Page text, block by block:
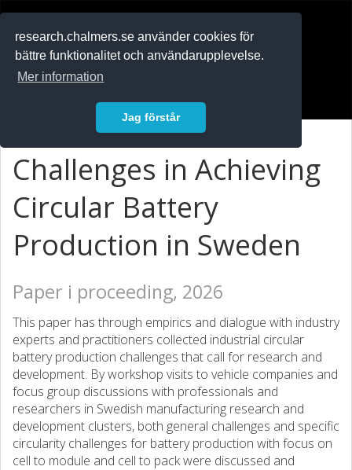
research.chalmers.se använder cookies för
bättre funktionalitet och användarupplevelse.
Mer information
Jag förstår
Challenges in Achieving
Circular Battery
Production in Sweden
Paper i proceeding, 2026
This paper has through empirics and dialogue with industry
experts and practitioners collected industrial circular
battery production challenges that call for research and
development. By workshop visits to vehicle companies and
focus group discussions with professionals and
researchers in Swedish manufacturing research and
development clusters, both general challenges and specific
circularity challenges for battery production with focus on
cell to module and cell to pack were discussed and